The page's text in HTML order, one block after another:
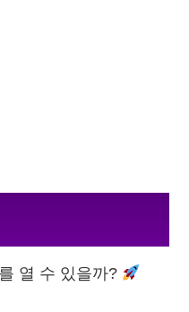
열 수 있을까?